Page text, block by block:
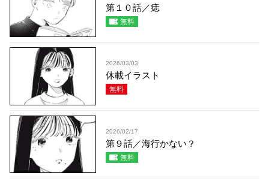
第１０話／痣
無料
2026/03/03
休載イラスト
無料
2026/02/17
第９話／海行かない？
無料